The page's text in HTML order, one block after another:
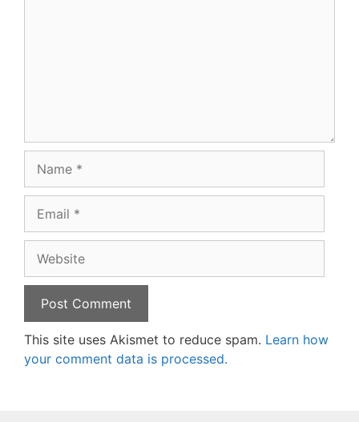
This site uses Akismet to reduce spam. Learn how
your comment data is processed.